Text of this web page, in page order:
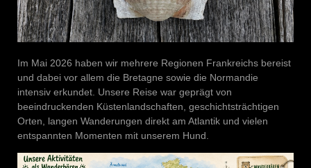
Im Mai 2026 haben wir mehrere Regionen Frankreichs bereist
und dabei vor allem die Bretagne sowie die Normandie
intensiv erkundet. Unsere Reise war geprägt von
beeindruckenden Küstenlandschaften, geschichtsträchtigen
Orten, langen Wanderungen direkt am Atlantik und vielen
entspannten Momenten mit unserem Hund.